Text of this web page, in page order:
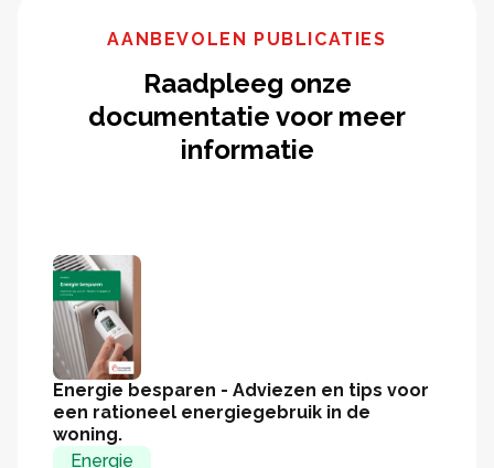
AANBEVOLEN PUBLICATIES
Raadpleeg onze
documentatie voor meer
informatie
Energie besparen - Adviezen en tips voor
een rationeel energiegebruik in de
woning.
Energie